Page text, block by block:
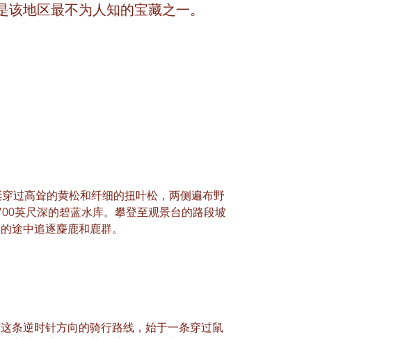
地区最不为人知的宝藏之一。
过高耸的黄松和纤细的扭叶松，两侧遍布野
英尺深的碧蓝水库。攀登至观景台的路段坡
途中追逐麋鹿和鹿群。
条逆时针方向的骑行路线，始于一条穿过鼠